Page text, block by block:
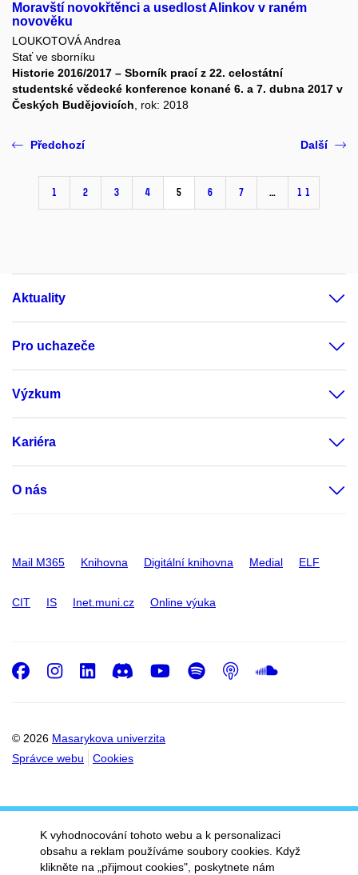
Moravští novokřtěnci a usedlost Alinkov v raném
novověku
LOUKOTOVÁ Andrea
Stať ve sborníku
Historie 2016/2017 – Sborník prací z 22. celostátní
studentské vědecké konference konané 6. a 7. dubna 2017 v
Českých Budějovicích, rok: 2018
Předchozí
1 2 3 4 5 6 7 … 11
Další
Aktuality
Pro uchazeče
Výzkum
Kariéra
O nás
Mail M365 Knihovna Digitální knihovna Medial ELF
CIT IS Inet.muni.cz Online výuka
© 2026 Masarykova univerzita
Správce webu
Cookies
Facebook
Instagram
LinkedIn
DiscordYoutube
Spotify
Podcast
K vyhodnocování tohoto webu a k personalizaci
obsahu a reklam používáme soubory cookies. Když
klikněte na „přijmout cookies", poskytnete nám